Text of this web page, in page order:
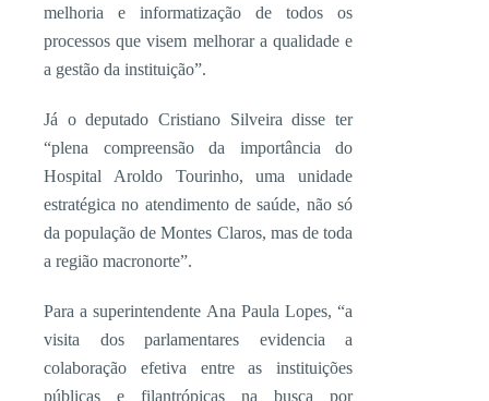
melhoria e informatização de todos os
processos que visem melhorar a qualidade e
a gestão da instituição”.
Já o deputado Cristiano Silveira disse ter
“plena compreensão da importância do
Hospital Aroldo Tourinho, uma unidade
estratégica no atendimento de saúde, não só
da população de Montes Claros, mas de toda
a região macronorte”.
Para a superintendente Ana Paula Lopes, “a
visita dos parlamentares evidencia a
colaboração efetiva entre as instituições
públicas e filantrópicas na busca por